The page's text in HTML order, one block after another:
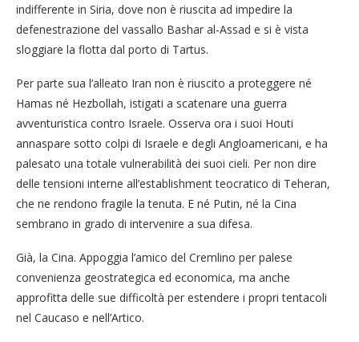
indifferente in Siria, dove non è riuscita ad impedire la
defenestrazione del vassallo Bashar al-Assad e si è vista
sloggiare la flotta dal porto di Tartus.
Per parte sua l’alleato Iran non è riuscito a proteggere né
Hamas né Hezbollah, istigati a scatenare una guerra
avventuristica contro Israele. Osserva ora i suoi Houti
annaspare sotto colpi di Israele e degli Angloamericani, e ha
palesato una totale vulnerabilità dei suoi cieli. Per non dire
delle tensioni interne all’establishment teocratico di Teheran,
che ne rendono fragile la tenuta. E né Putin, né la Cina
sembrano in grado di intervenire a sua difesa.
Già, la Cina. Appoggia l’amico del Cremlino per palese
convenienza geostrategica ed economica, ma anche
approfitta delle sue difficoltà per estendere i propri tentacoli
nel Caucaso e nell’Artico.